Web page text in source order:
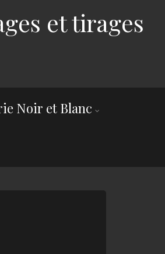
et tirages
Noir et Blanc